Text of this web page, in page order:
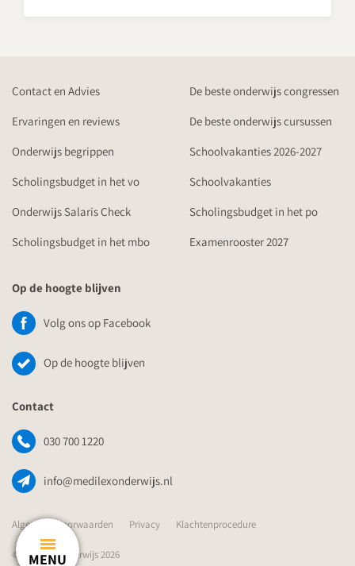
Contact en Advies
De beste onderwijs congressen
Ervaringen en reviews
De beste onderwijs cursussen
Onderwijs begrippen
Schoolvakanties 2026-2027
Scholingsbudget in het vo
Schoolvakanties
Onderwijs Salaris Check
Scholingsbudget in het po
Scholingsbudget in het mbo
Examenrooster 2027
Op de hoogte blijven
Volg ons op Facebook
Op de hoogte blijven
Contact
030 700 1220
info@medilexonderwijs.nl
Algemene Voorwaarden Privacy Klachtenprocedure
© Medilex Onderwijs 2026
MENU